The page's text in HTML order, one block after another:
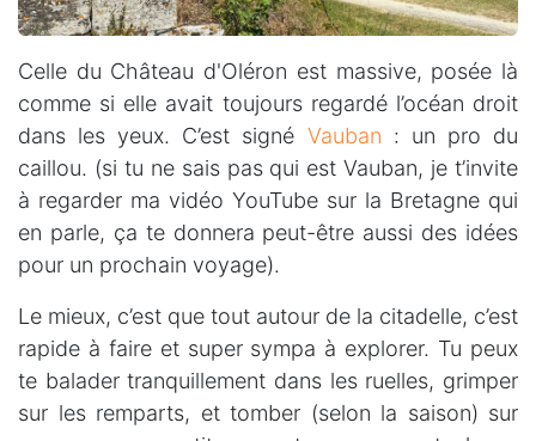
Celle du Château d'Oléron est massive, posée là
comme si elle avait toujours regardé l’océan droit
dans les yeux. C’est signé Vauban : un pro du
caillou. (si tu ne sais pas qui est Vauban, je t’invite
à regarder ma vidéo YouTube sur la Bretagne qui
en parle, ça te donnera peut-être aussi des idées
pour un prochain voyage).
Le mieux, c’est que tout autour de la citadelle, c’est
rapide à faire et super sympa à explorer. Tu peux
te balader tranquillement dans les ruelles, grimper
sur les remparts, et tomber (selon la saison) sur